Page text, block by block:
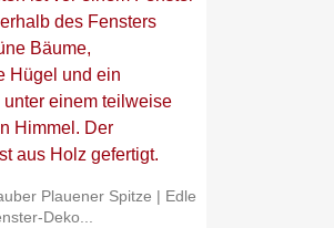
Plauener Spitze | Edle
Deko...